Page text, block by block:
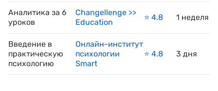
Аналитика за 6
уроков
Changellenge >>
Education
⭐️ 4.8 1 неделя
Введение в
практическую
психологию
Онлайн-институт
психологии
Smart
⭐️ 4.8 3 дня